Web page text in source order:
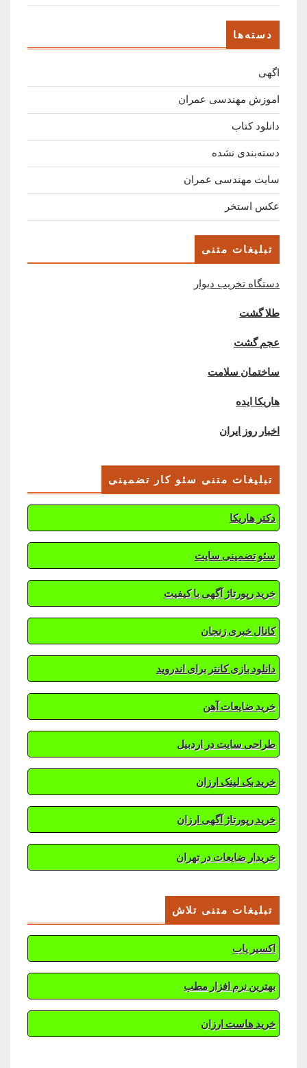
دسته‌ها
اگهی
اموزش مهندسی عمران
دانلود کتاب
دسته‌بندی نشده
سایت مهندسی عمران
عکس استخر
تبلیغات متنی
دستگاه تخریب دیوار
طلا گشت
عجم گشت
ساختمان سلامت
هاریکا ایده
اخبار روز ایران
تبلیغات متنی سئو کار تضمینی
دکتر هاریکا
سئو تضمینی سایت
خرید رپورتاژ آگهی با کیفیت
کانال خبری زنجان
دانلود بازی کانتر برای اندروید
خرید ضایعات آهن
طراحی سایت در اردبیل
خرید بک لینک ارزان
خرید رپورتاژ آگهی ارزان
خریدار ضایعات در تهران
تبلیغات متنی تلاش
اکسیر یاب
بهترین نرم افزار مطب
خرید هاست ارزان